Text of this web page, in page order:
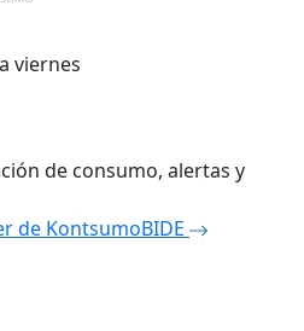
viernes
de consumo, alertas y
de KontsumoBIDE